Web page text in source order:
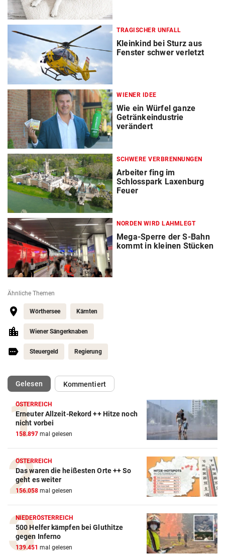
TRAGISCHER UNFALL
Kleinkind bei Sturz aus
Fenster schwer verletzt
WIENER IDEE
Wie ein Würfel ganze
Getränkeindustrie
verändert
SCHWERE VERBRENNUNGEN
Arbeiter fing im
Schlosspark Laxenburg
Feuer
NORDEN WIRD LAHMLEGT
Mega-Sperre der S-Bahn
kommt in kleinen Stücken
Ähnliche Themen
Wörthersee Kärnten
Wiener Sängerknaben
Steuergeld Regierung
Gelesen(ausgewählt)Kommentiert
ÖSTERREICH
Erneuter Allzeit-Rekord ++ Hitze noch
nicht vorbei
158.897 mal gelesen
ÖSTERREICH
Das waren die heißesten Orte ++ So
geht es weiter
156.058 mal gelesen
NIEDERÖSTERREICH
500 Helfer kämpfen bei Gluthitze
gegen Inferno
139.451 mal gelesen